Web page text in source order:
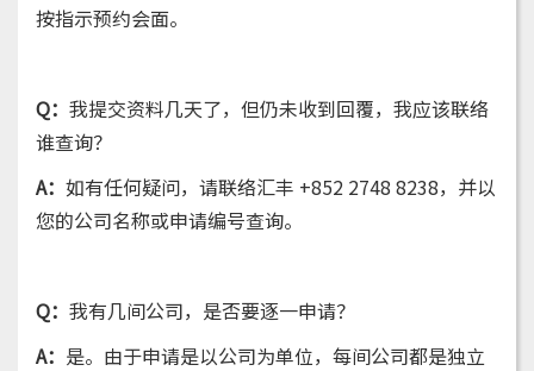
按指示预约会面。
Q： 我提交资料几天了，但仍未收到回覆，我应该联络
谁查询？
A： 如有任何疑问，请联络汇丰 +852 2748 8238，并以
您的公司名称或申请编号查询。
Q： 我有几间公司，是否要逐一申请？
A： 是。由于申请是以公司为单位，每间公司都是独立